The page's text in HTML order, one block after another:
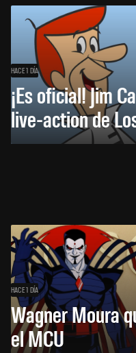
HACE 1 DÍA
¡Es oficial! Jim
live-action de
HACE 1 DÍA
Wagner Moura
el MCU